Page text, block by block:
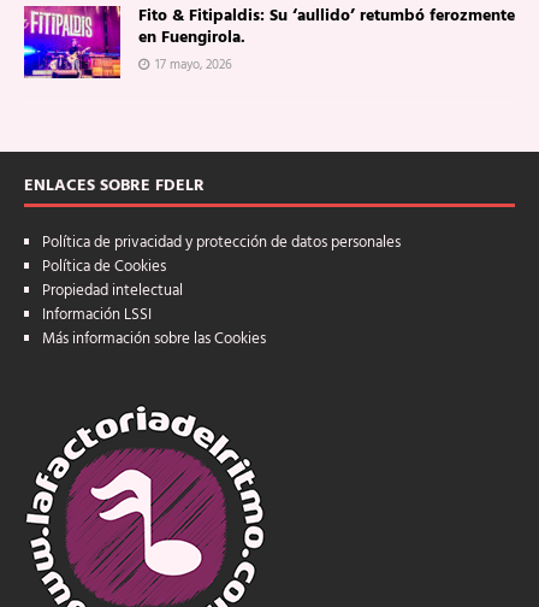
Fito & Fitipaldis: Su ‘aullido’ retumbó ferozmente
en Fuengirola.
17 mayo, 2026
ENLACES SOBRE FDELR
Política de privacidad y protección de datos personales
Política de Cookies
Propiedad intelectual
Información LSSI
Más información sobre las Cookies